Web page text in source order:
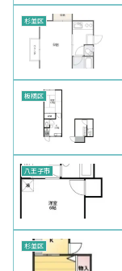
杉並区
板橋区
八王子市
杉並区